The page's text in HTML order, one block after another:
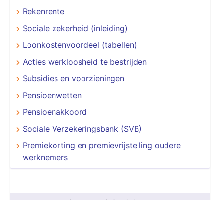
Rekenrente
Sociale zekerheid (inleiding)
Loonkostenvoordeel (tabellen)
Acties werkloosheid te bestrijden
Subsidies en voorzieningen
Pensioenwetten
Pensioenakkoord
Sociale Verzekeringsbank (SVB)
Premiekorting en premievrijstelling oudere
werknemers